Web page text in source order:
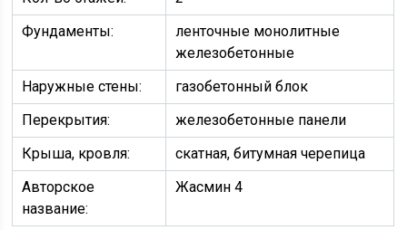
Фундаменты:
ленточные монолитные
железобетонные
Наружные стены:
газобетонный блок
Перекрытия:
железобетонные панели
Крыша, кровля:
скатная, битумная черепица
Авторское
название:
Жасмин 4